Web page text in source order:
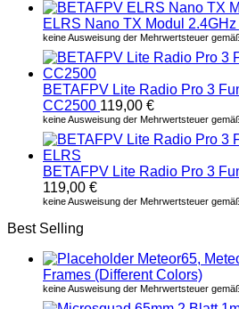
ELRS Nano TX Modul 2.4GHz
keine Ausweisung der Mehrwertsteuer
BETAFPV Lite Radio Pro 3
CC2500 119,00 €
keine Ausweisung der Mehrwertsteuer
BETAFPV Lite Radio Pro 3
119,00 €
keine Ausweisung der Mehrwertsteuer
Best Selling
Meteor65,
Frames (Different Colors)
keine Ausweisung der Mehrwertsteuer